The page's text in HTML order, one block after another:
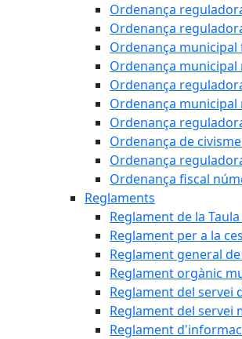
Ordenança
Ordenança
Ordenança
Ordenança
Ordenança
Ordenança
Ordenança
Ordenança de
Ordenança
Ordenança fiscal
Reglaments
Reglament de la
Reglament per a la
Reglament general
Reglament orgànic
Reglament del
Reglament del servei
Reglament